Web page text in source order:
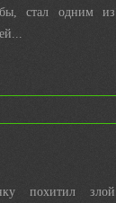
стал одним из
похитил злой